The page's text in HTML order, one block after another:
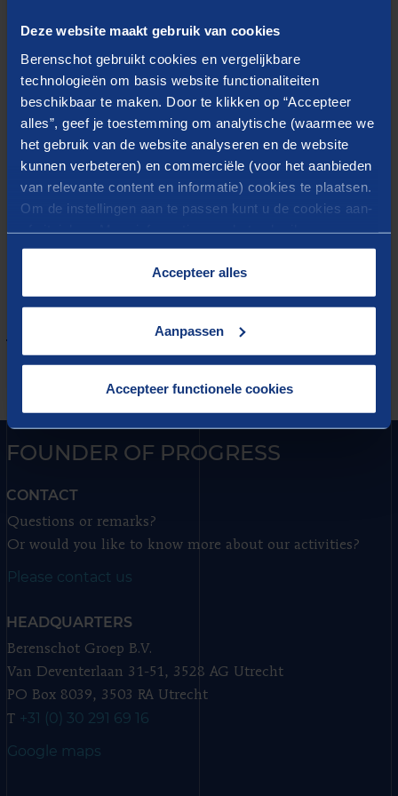
Deze website maakt gebruik van cookies
Berenschot gebruikt cookies en vergelijkbare
technologieën om basis website functionaliteiten
beschikbaar te maken. Door te klikken op “Accepteer
alles”, geef je toestemming om analytische (waarmee we
het gebruik van de website analyseren en de website
kunnen verbeteren) en commerciële (voor het aanbieden
van relevante content en informatie) cookies te plaatsen.
Om de instellingen aan te passen kunt u de cookies aan-
cookies op onze website treft u in onze
Accepteer alles
Aanpassen
Accepteer functionele cookies
incididunt ut labore et dolore magna aliqua. Ut enim
ad minim veniam, quis nostrud exercitation ullamco
laboris nisi ut aliquip ex ea commodo consequat.
Duis aute irure dolor in reprehenderit in voluptate
velit esse cillum dolore eu fugiat nulla pariatur.
Excepteur sint occaecat cupidatat non proident, sunt
in culpa qui officia deserunt mollit anim id est
laborum.
FOUNDER OF PROGRESS
CONTACT
Questions or remarks?
Or would you like to know more about our activities?
Please contact us
HEADQUARTERS
Berenschot Groep B.V.
Van Deventerlaan 31-51, 3528 AG Utrecht
PO Box 8039, 3503 RA Utrecht
T +31 (0) 30 291 69 16
Google maps